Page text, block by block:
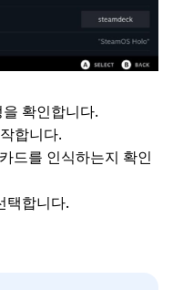
확인합니다.
합니다.
드를 인식하는지 확인
택합니다.